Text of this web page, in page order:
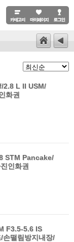
2.8 L II USM/
화권
STM Pancake/
인화권
F3.5-5.6 IS
손떨림방지내장/